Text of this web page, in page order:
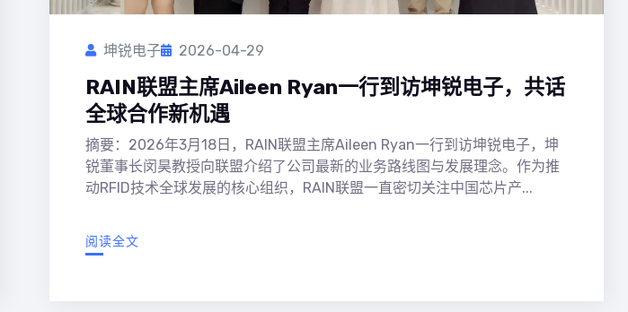
坤锐电子 2026-04-29
RAIN联盟主席Aileen Ryan一行到访坤锐电子，共话
全球合作新机遇
摘要：2026年3月18日，RAIN联盟主席Aileen Ryan一行到访坤锐电子，坤
锐董事长闵昊教授向联盟介绍了公司最新的业务路线图与发展理念。作为推
动RFID技术全球发展的核心组织，RAIN联盟一直密切关注中国芯片产...
阅读全文